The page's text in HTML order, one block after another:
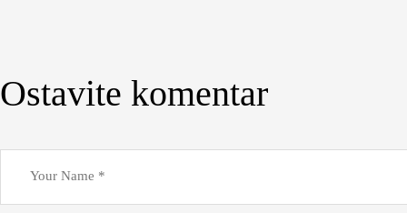
Ostavite komentar